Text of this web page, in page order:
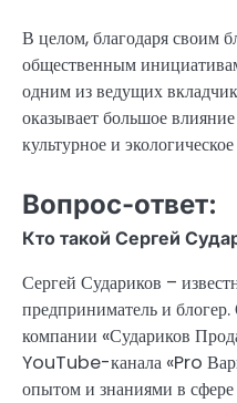
В целом, благодаря своим
общественным
одним из ведущих
оказывает большое
культурное и
Вопрос-ответ:
Кто такой Сергей
Сергей Судариков –
предприниматель и
компании «Судариков
YouTube-канала «Pro
опытом и знаниями в сфере